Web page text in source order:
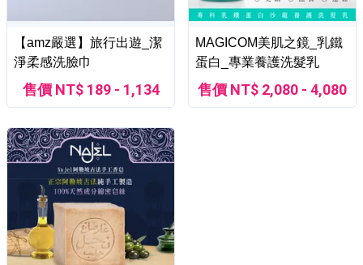
【amz嚴選】旅行出遊_潔
淨柔感洗臉巾
售價 NT$ 189 - 1,134
MAGICOM美肌之鏡_乳鐵
蛋白_專業養護洗髮乳
售價 NT$ 2,080 - 4,080